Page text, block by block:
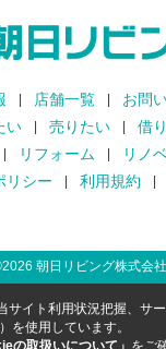
店舗一覧
お問
い
売りたい
借
リフォーム
リノ
リシー
利用規約
2026 朝日リビング株式会社
サイト利用状況把握、サ
を使用しています。
の取扱いについて」 をご